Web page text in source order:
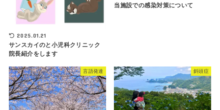
2025.01.21
サンスカイのと小児科クリニック
院長紹介をします
当施設での感染対策について
言語発達 斜頭症